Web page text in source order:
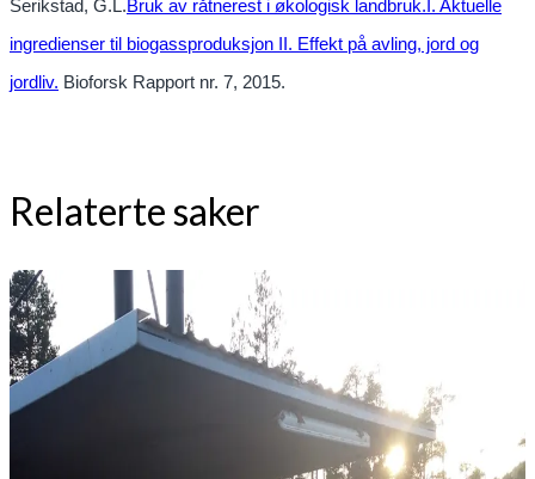
Serikstad, G.L.Bruk av råtnerest i økologisk landbruk.I. Aktuelle
ingredienser til biogassproduksjon II. Effekt på avling, jord og
jordliv. Bioforsk Rapport nr. 7, 2015.
Relaterte saker